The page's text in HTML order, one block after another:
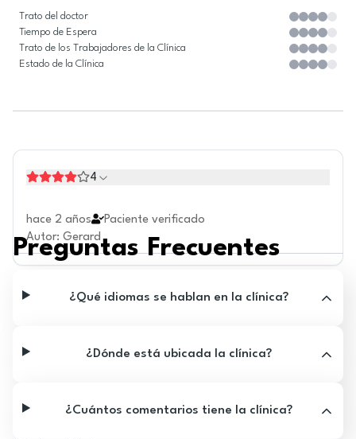
Trato del doctor
Tiempo de Espera
Trato de los Trabajadores de la Clínica
Estado de la Clínica
4
hace 2 años
Paciente verificado
Autor: Gerard
Preguntas Frecuentes
¿Qué idiomas se hablan en la clínica?
¿Dónde está ubicada la clínica?
¿Cuántos comentarios tiene la clínica?